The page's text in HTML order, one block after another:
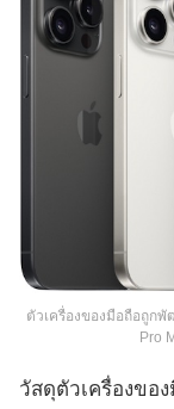
ตัวเครื่องของมือถือถูกพั
Pro
วัสดุตัวเครื่องขอ